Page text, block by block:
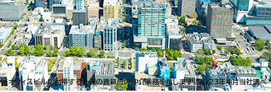
お問い合わせ番号：001-10714
※オフィスビルに付帯する一連の賃貸借の仲介業務を指します。2023年4月当社調べ